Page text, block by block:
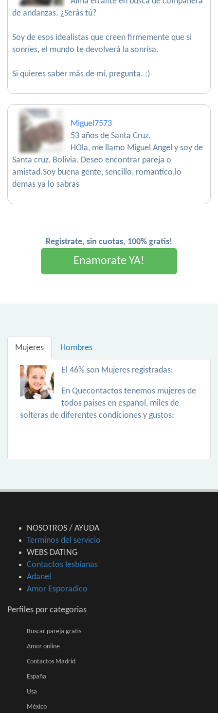
de andanzas. ¿Serás tú?
Soy de esos idealistas que creen firmemente que si
sonríes, el mundo te devolverá la sonrisa.
Si quieres saber más de mí, pregunta. :)
Miguel7573
53 años de Santa Cruz.
HOla, me llamo Miguel Angel y soy de
Santa cruz, Bolivia. Deseo encontrar pareja o
amistad.Soy buena gente, sencillo, romantico,lo
demas ya lo sabras
Registrate, sin cuotas, 100% gratis!
Enamorate YA!
Mujeres Hombres
El 46% son Mujeres registradas:
En Quecontactos tenemos mujeres de
todos paises en español, miles de
solteras de diferentes condiciones y gustos:
NOSOTROS / AYUDA
Terminos del servicio
WEBS DATING
Contactos lesbianas
Adanel
Amor Esporadico
Perfiles por categorias
Buscar pareja gratis
Amor online
Contactos Madrid
España
Usa
México